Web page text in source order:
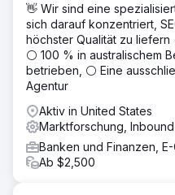
👋 Wir sind eine
sich darauf konzentriert,
höchster Qualität zu
⚪ 100 % in australischem
betrieben, ⚪ Eine
Agentur
Aktiv in United States
Marktforschung,
Banken und Finanzen,
Ab $2,500